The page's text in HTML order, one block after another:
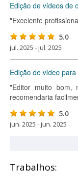
Edição de vídeos de
"Excelente
5.0
jul. 2025 - jul. 2025
Edição de vídeo
"Editor muito bom,
recomendaria
5.0
jun. 2025 - jun. 2025
Trabalhos: